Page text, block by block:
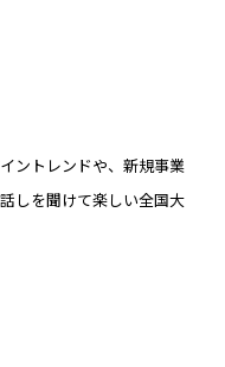
ントレンドや、新規事業
しを聞けて楽しい全国大